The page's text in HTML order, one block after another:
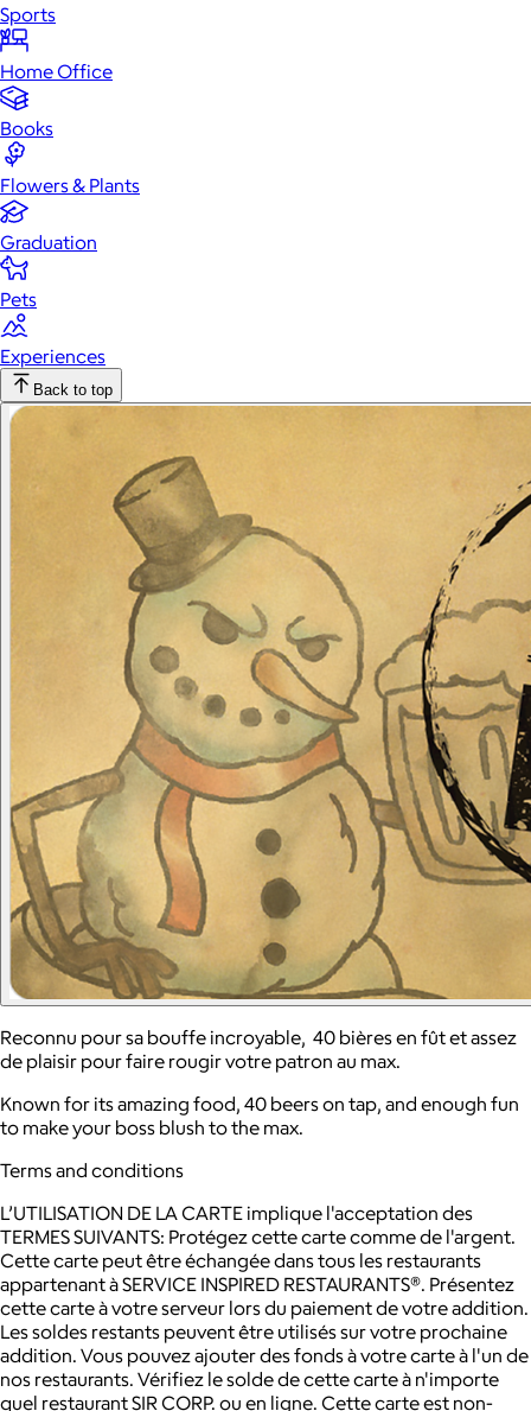
Sports
Home Office
Books
Flowers & Plants
Graduation
Pets
Experiences
Back to top
Reconnu pour sa bouffe incroyable, 40 bières en fût et assez
de plaisir pour faire rougir votre patron au max.
Known for its amazing food, 40 beers on tap, and enough fun
to make your boss blush to the max.
Terms and conditions
L’UTILISATION DE LA CARTE implique l'acceptation des
TERMES SUIVANTS: Protégez cette carte comme de l'argent.
Cette carte peut être échangée dans tous les restaurants
appartenant à SERVICE INSPIRED RESTAURANTS®. Présentez
cette carte à votre serveur lors du paiement de votre addition.
Les soldes restants peuvent être utilisés sur votre prochaine
addition. Vous pouvez ajouter des fonds à votre carte à l'un de
nos restaurants. Vérifiez le solde de cette carte à n'importe
quel restaurant SIR CORP. ou en ligne. Cette carte est non-